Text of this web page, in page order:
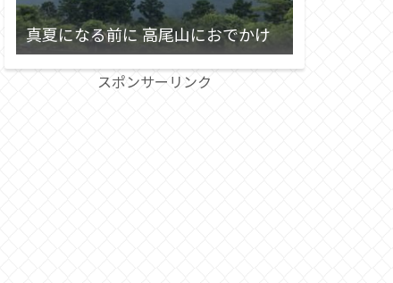
真夏になる前に 高尾山におでかけ
スポンサーリンク